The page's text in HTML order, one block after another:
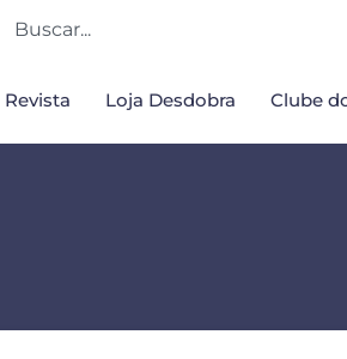
Revista Loja Desdobra Clube